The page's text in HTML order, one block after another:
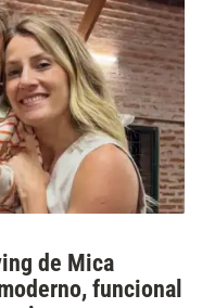
de Mica
funcional